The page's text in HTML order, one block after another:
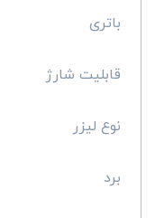
باتری
قابلیت شارژ
نوع لیزر
برد